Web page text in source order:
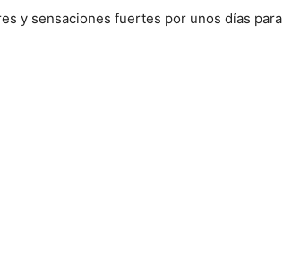
y sensaciones fuertes por unos días para